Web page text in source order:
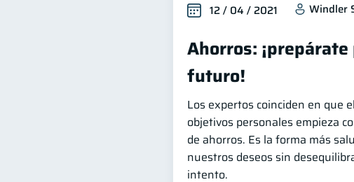
12 / 04 / 2021 Windler
Ahorros:
futuro!
Los expertos coinciden en que
objetivos personales empieza
de ahorros. Es la forma más
nuestros deseos sin
intento.